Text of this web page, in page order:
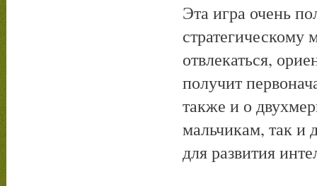
Эта игра очень
отвлекаться,
получит
также и о
мальчикам, так и
для развития